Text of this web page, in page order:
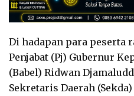
Di hadapan para peserta
Penjabat (Pj) Gubernur
(Babel) Ridwan
Sekretaris Daerah